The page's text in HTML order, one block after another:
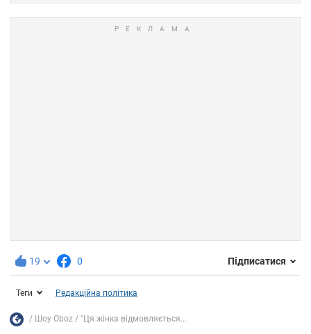
19 0 Підписатися
Теги Редакційна політика
Шоу Oboz "Ця жінка відмовляється...